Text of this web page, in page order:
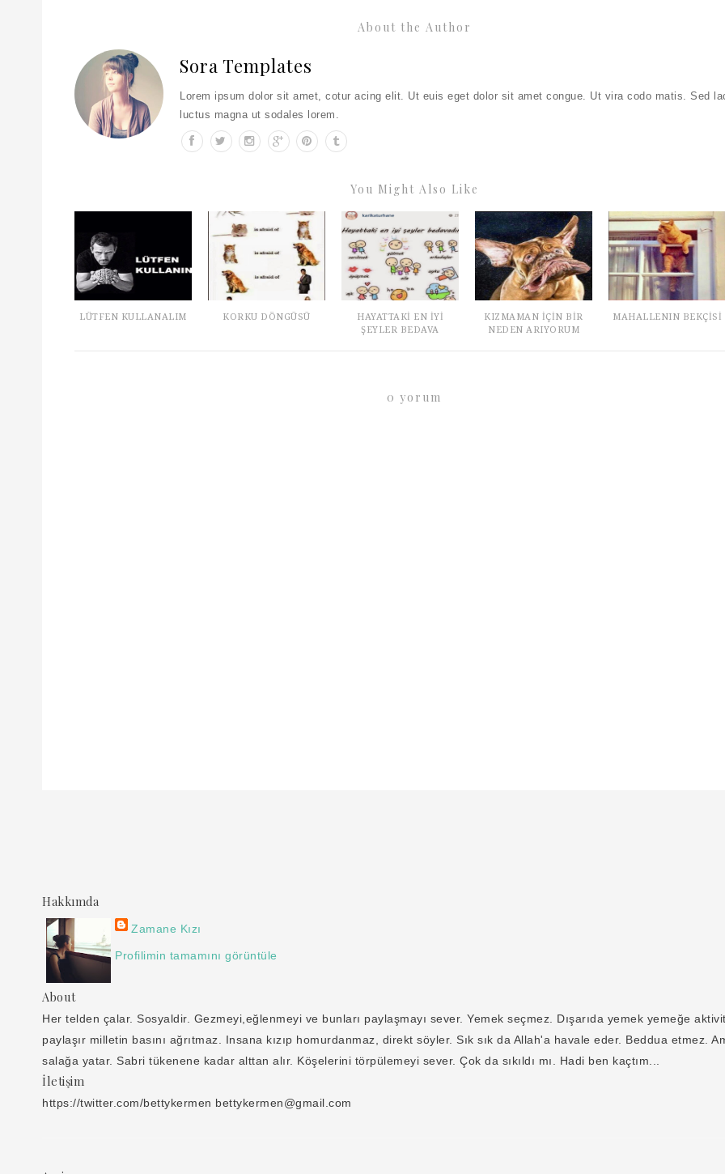
About the Author
Sora Templates
Lorem ipsum dolor sit amet, cotur acing elit. Ut euis eget dolor sit amet congue. Ut vira codo matis. Sed
luctus magna ut sodales lorem.
You Might Also Like
LÜTFEN KULLANALIM KORKU DÖNGÜSÜ
HAYATTAKİ EN İYİ
ŞEYLER BEDAVA
KIZMAMAN İÇİN BİR
NEDEN ARIYORUM
MAHALLENIN BEKÇİSİ
0 yorum
Hakkımda
Zamane Kızı
Profilimin tamamını görüntüle
About
Her telden çalar. Sosyaldir. Gezmeyi,eğlenmeyi ve bunları paylaşmayı sever. Yemek seçmez. Dışarıda yemek yemeğe
paylaşır milletin basını ağrıtmaz. Insana kızıp homurdanmaz, direkt söyler. Sık sık da Allah'a havale eder. Beddua etmez.
salağa yatar. Sabri tükenene kadar alttan alır. Köşelerini törpülemeyi sever. Çok da sıkıldı mı. Hadi ben kaçtım...
İletişim
https://twitter.com/bettykermen bettykermen@gmail.com